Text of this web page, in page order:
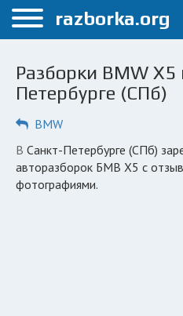
Меню
Санкт-Петербург
Автосервисы
Разборки BMW X5
Петербурге (СПб)
BMW
в Санкт-Петербурге (СПб) зарегистрировано 190
авторазборок БМВ Х5 с
фотографиями.
razborka.org